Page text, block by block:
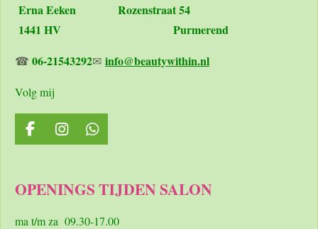
Erna Eeken Rozenstraat 54
1441 HV Purmerend
☎ 06-21543292✉ info@beautywithin.nl
Volg mij
F
a
b
o
I
n
a
r
W
h
s
p
OPENINGS TIJDEN SALON
ma t/m za 09.30-17.00